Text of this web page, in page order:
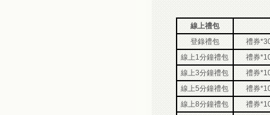
線上禮包
登錄禮包
禮券
線上1分鐘禮包
禮券
線上3分鐘禮包
禮券
線上5分鐘禮包
禮券
線上8分鐘禮包
禮券